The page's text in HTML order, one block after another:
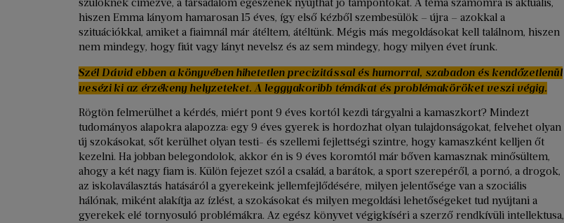
szülőknek címezve, a társadalom egészének nyújthat jó támpontokat. A téma számomra is aktuális,
hiszen Emma lányom hamarosan 15 éves, így első kézből szembesülök – újra – azokkal a
szituációkkal, amiket a fiaimnál már átéltem, átéltünk. Mégis más megoldásokat kell találnom, hiszen
nem mindegy, hogy fiút vagy lányt nevelsz és az sem mindegy, hogy milyen évet írunk.
Szél Dávid ebben a könyvében hihetetlen precizitással és humorral, szabadon és kendőzetlenül
vesézi ki az érzékeny helyzeteket. A leggyakoribb témákat és problémaköröket veszi végig.
Rögtön felmerülhet a kérdés, miért pont 9 éves kortól kezdi tárgyalni a kamaszkort? Mindezt
tudományos alapokra alapozza: egy 9 éves gyerek is hordozhat olyan tulajdonságokat, felvehet olyan
új szokásokat, sőt kerülhet olyan testi- és szellemi fejlettségi szintre, hogy kamaszként kelljen őt
kezelni. Ha jobban belegondolok, akkor én is 9 éves koromtól már bőven kamasznak minősültem,
ahogy a két nagy fiam is. Külön fejezet szól a család, a barátok, a sport szerepéről, a pornó, a drogok,
az iskolaválasztás hatásáról a gyerekeink jellemfejlődésére, milyen jelentősége van a szociális
hálónak, miként alakítja az ízlést, a szokásokat és milyen megoldási lehetőségeket tud nyújtani a
gyerekek elé tornyosuló problémákra. Az egész könyvet végigkíséri a szerző rendkívüli intellektusa,